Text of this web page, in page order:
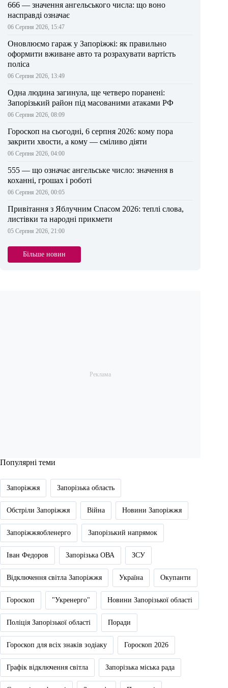
666 — значення ангельського числа: що воно
насправді означає
06 Серпня 2026, 15:47
Оновлюємо гараж у Запоріжжі: як правильно
оформити вживане авто та розрахувати вартість
поліса
06 Серпня 2026, 13:49
Одна людина загинула, ще четверо поранені:
Запорізький район під масованими атаками РФ
06 Серпня 2026, 08:09
Гороскоп на сьогодні, 6 серпня 2026: кому пора
закрити хвости, а кому — сміливо діяти
06 Серпня 2026, 04:00
555 — що означає ангельське число: значення в
коханні, грошах і роботі
06 Серпня 2026, 00:05
Привітання з Яблучним Спасом 2026: теплі слова,
листівки та народні прикмети
05 Серпня 2026, 21:00
Більше новин
Популярні теми
Запоріжжя Запорізька область
Обстріли Запоріжжя Війна Новини Запоріжжя
Запоріжжяобленерго Запорізький напрямок
Іван Федоров Запорізька ОВА ЗСУ
Відключення світла Запоріжжя Україна Окупанти
Гороскоп "Укренерго" Новини Запорізької області
Поліція Запорізької області Поради
Гороскоп для всіх знаків зодіаку Гороскоп 2026
Графік відключення світла Запорізька міська рада